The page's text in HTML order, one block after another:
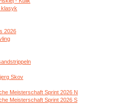
klasyk
2026
Skov
Meisterschaft Sprint 2026 N
Meisterschaft Sprint 2026 S